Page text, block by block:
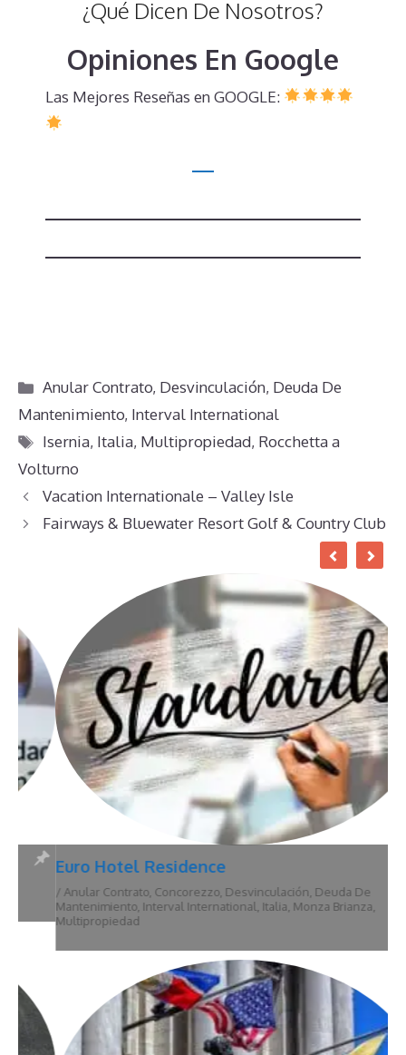
¿Qué Dicen De Nosotros?
Opiniones En Google
Las Mejores Reseñas en GOOGLE:
Categorías
Anular Contrato, Desvinculación, Deuda De
Mantenimiento, Interval International
Etiquetas
Isernia, Italia, Multipropiedad, Rocchetta a
Volturno
Vacation Internationale – Valley Isle
Fairways & Bluewater Resort Golf & Country Club
Euro Hotel Residence
Anular Contrato,Concorezzo,Desvinculación,Deuda De
Mantenimiento,Interval International,Italia,Monza Brianza,
Multipropiedad